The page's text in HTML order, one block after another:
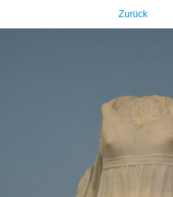
Zurück